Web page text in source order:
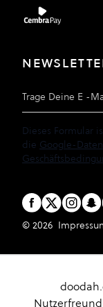
Dieses Formular
die Google-
© 2026